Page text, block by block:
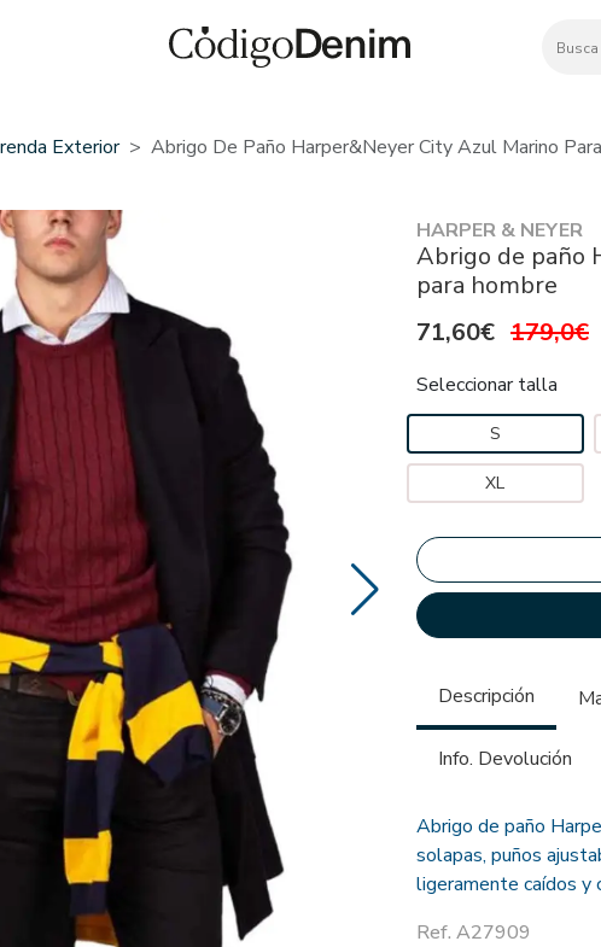
Exterior Abrigo De Paño Harper&Neyer City Azul Marino
HARPER & NEYER
Abrigo de paño
para hombre
71,60€ 179,0€
Seleccionar talla
S
XL
Descripción
Info. Devolución
Abrigo de paño
solapas, puños
ligeramente caídos y
Ref. A27909